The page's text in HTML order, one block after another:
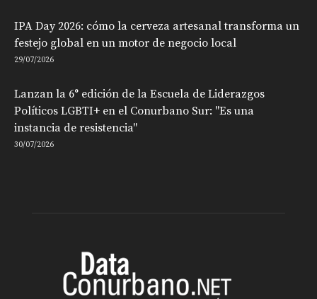
IPA Day 2026: cómo la cerveza artesanal transforma un
festejo global en un motor de negocio local
29/07/2026
Lanzan la 6° edición de la Escuela de Liderazgos
Políticos LGBTI+ en el Conurbano Sur: "Es una
instancia de resistencia"
30/07/2026